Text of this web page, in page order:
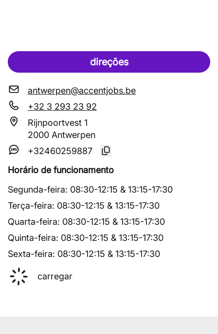
direções
antwerpen@accentjobs.be
+32 3 293 23 92
Rijnpoortvest 1
2000 Antwerpen
+32460259887
Horário de funcionamento
Segunda-feira: 08:30-12:15 & 13:15-17:30
Terça-feira: 08:30-12:15 & 13:15-17:30
Quarta-feira: 08:30-12:15 & 13:15-17:30
Quinta-feira: 08:30-12:15 & 13:15-17:30
Sexta-feira: 08:30-12:15 & 13:15-17:30
carregar